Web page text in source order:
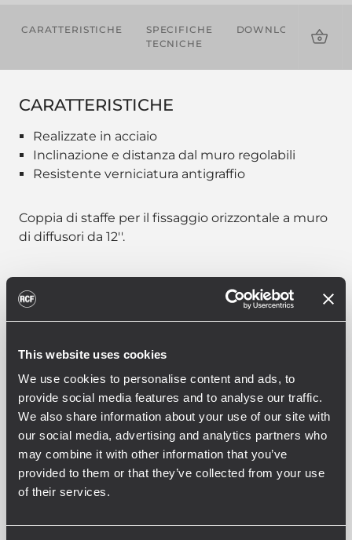
This website uses cookies
We use cookies to personalise content and ads, to
provide social media features and to analyse our traffic.
We also share information about your use of our site with
our social media, advertising and analytics partners who
may combine it with other information that you’ve
provided to them or that they’ve collected from your use
of their services.
CARATTERISTICHE
SPECIFICHE
TECNICHE
DOWNLOADS
CARATTERISTICHE
Realizzate in acciaio
Inclinazione e distanza dal muro regolabili
Resistente verniciatura antigraffio
Coppia di staffe per il fissaggio orizzontale a muro
di diffusori da 12''.
13360703
HBR60703
Black - RAL 9005, EAN 8024530023843